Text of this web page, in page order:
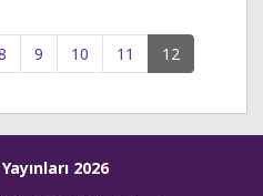
9 10 11 12
2026